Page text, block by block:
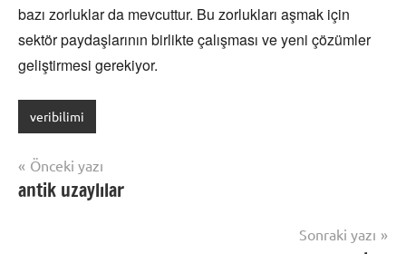
bazı zorluklar da mevcuttur. Bu zorlukları aşmak için
sektör paydaşlarının birlikte çalışması ve yeni çözümler
geliştirmesi gerekiyor.
veribilimi
Yazı
gezinmesi
Önceki yazı
antik uzaylılar
Sonraki yazı